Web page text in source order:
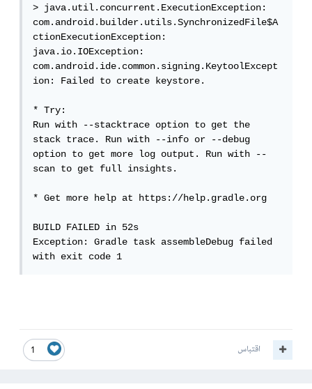
> java.util.concurrent.ExecutionException:
com.android.builder.utils.SynchronizedFile$A
ctionExecutionException:
java.io.IOException:
com.android.ide.common.signing.KeytoolExcept
ion: Failed to create keystore.
* Try:
Run with --stacktrace option to get the
stack trace. Run with --info or --debug
option to get more log output. Run with --
scan to get full insights.
* Get more help at https://help.gradle.org
BUILD FAILED in 52s
Exception: Gradle task assembleDebug failed
with exit code 1
1 اقتباس